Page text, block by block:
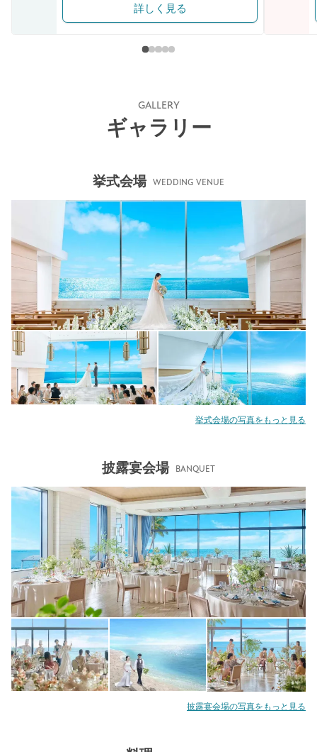
詳しく見る
GALLERY
ギャラリー
挙式会場 WEDDING VENUE
挙式会場の写真をもっと見る
披露宴会場 BANQUET
披露宴会場の写真をもっと見る